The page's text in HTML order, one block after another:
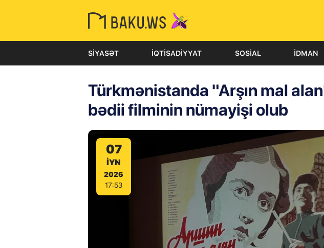
SIYASƏT İQTISADIYYAT SOSIAL İDMAN
Türkmənistanda "Arşın mal
bədii filminin nümayişi olub
07
IYN
2026
17:53